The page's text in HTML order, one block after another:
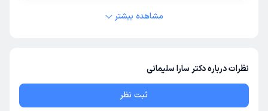
مشاهده بیشتر
نظرات درباره دکتر سارا سلیمانی
ثبت نظر